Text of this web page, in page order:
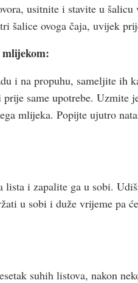
usitnite i stavite u
šalice ovoga čaja, uvijek
i na propuhu, sameljite ih
same upotrebe. Uzmite
mlijeka. Popijte ujutro
lista i zapalite ga u sobi.
u sobi i duže vrijeme pa
suhih listova, nakon